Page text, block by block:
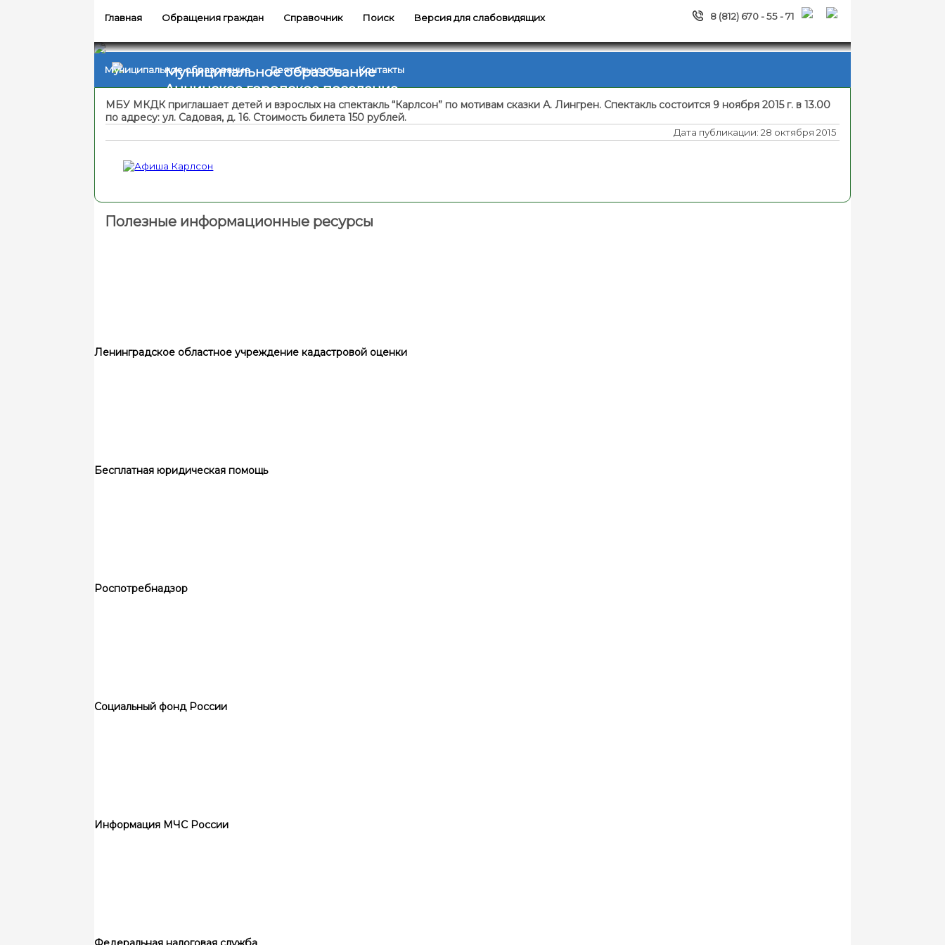
Главная Обращения граждан Справочник Поиск Версия для слабовидящих 8 (812) 670 - 55 - 71
Муниципальное образование
Аннинское городское поселение
Муниципальное образование Деятельность Контакты
МБУ МКДК приглашает детей и взрослых на спектакль “Карлсон” по мотивам сказки А. Лингрен. Спектакль состоится 9 ноября 2015 г. в 13.00
по адресу: ул. Садовая, д. 16. Стоимость билета 150 рублей.
Дата публикации: 28 октября 2015
Полезные информационные ресурсы
Ленинградское областное учреждение кадастровой оценки
Бесплатная юридическая помощь
Роспотребнадзор
Социальный фонд России
Информация МЧС России